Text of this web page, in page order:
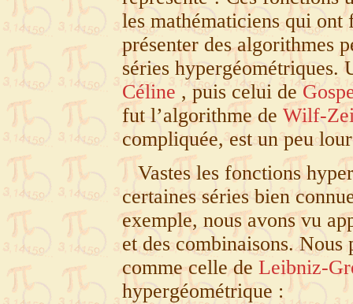
les mathématiciens qui ont
présenter des algorithmes
séries hypergéométriques.
Céline , puis celui de
fut l’algorithme de Wilf-
compliquée, est un peu
Vastes les fonctions
certaines séries bien
exemple, nous avons vu
et des combinaisons. Nous
comme celle de Leibniz-
hypergéométrique :